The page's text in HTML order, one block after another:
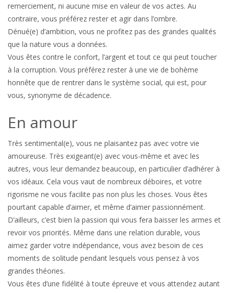
remerciement, ni aucune mise en valeur de vos actes. Au
contraire, vous préférez rester et agir dans l’ombre.
Dénué(e) d’ambition, vous ne profitez pas des grandes qualités
que la nature vous a données.
Vous êtes contre le confort, l’argent et tout ce qui peut toucher
à la corruption. Vous préférez rester à une vie de bohème
honnête que de rentrer dans le système social, qui est, pour
vous, synonyme de décadence.
En amour
Très sentimental(e), vous ne plaisantez pas avec votre vie
amoureuse. Très exigeant(e) avec vous-même et avec les
autres, vous leur demandez beaucoup, en particulier d’adhérer à
vos idéaux. Cela vous vaut de nombreux déboires, et votre
rigorisme ne vous facilite pas non plus les choses. Vous êtes
pourtant capable d’aimer, et même d’aimer passionnément.
D’ailleurs, c’est bien la passion qui vous fera baisser les armes et
revoir vos priorités. Même dans une relation durable, vous
aimez garder votre indépendance, vous avez besoin de ces
moments de solitude pendant lesquels vous pensez à vos
grandes théories.
Vous êtes d’une fidélité à toute épreuve et vous attendez autant